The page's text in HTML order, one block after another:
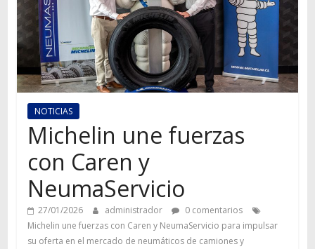
NOTICIAS
Michelin une fuerzas
con Caren y
NeumaServicio
27/01/2026 administrador
0 comentarios
Michelin une fuerzas con Caren y NeumaServicio para impulsar
su oferta en el mercado de neumáticos de camiones y